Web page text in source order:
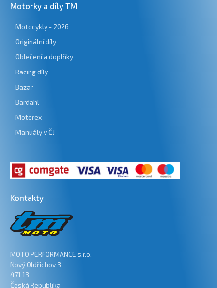
Motorky a díly TM
Motocykly - 2026
Originální díly
Oblečení a doplňky
Racing díly
Bazar
Bardahl
Motorex
Manuály v ČJ
Kontakty
MOTO PERFORMANCE s.r.o.
Nový Oldřichov 3
471 13
Česká Republika